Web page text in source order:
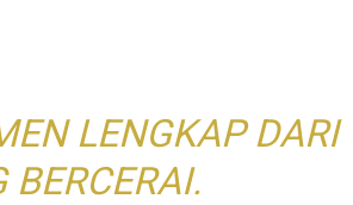
LENGKAP DARI